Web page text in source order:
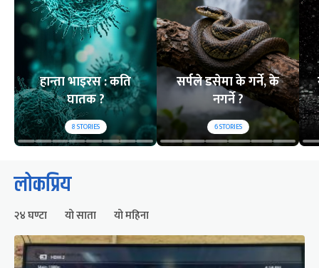
हान्ता भाइरस : कति
घातक ?
8STORIES
सर्पले डसेमा के गर्ने, के
नगर्ने ?
6STORIES
लोकप्रिय
२४ घण्टा यो साता यो महिना